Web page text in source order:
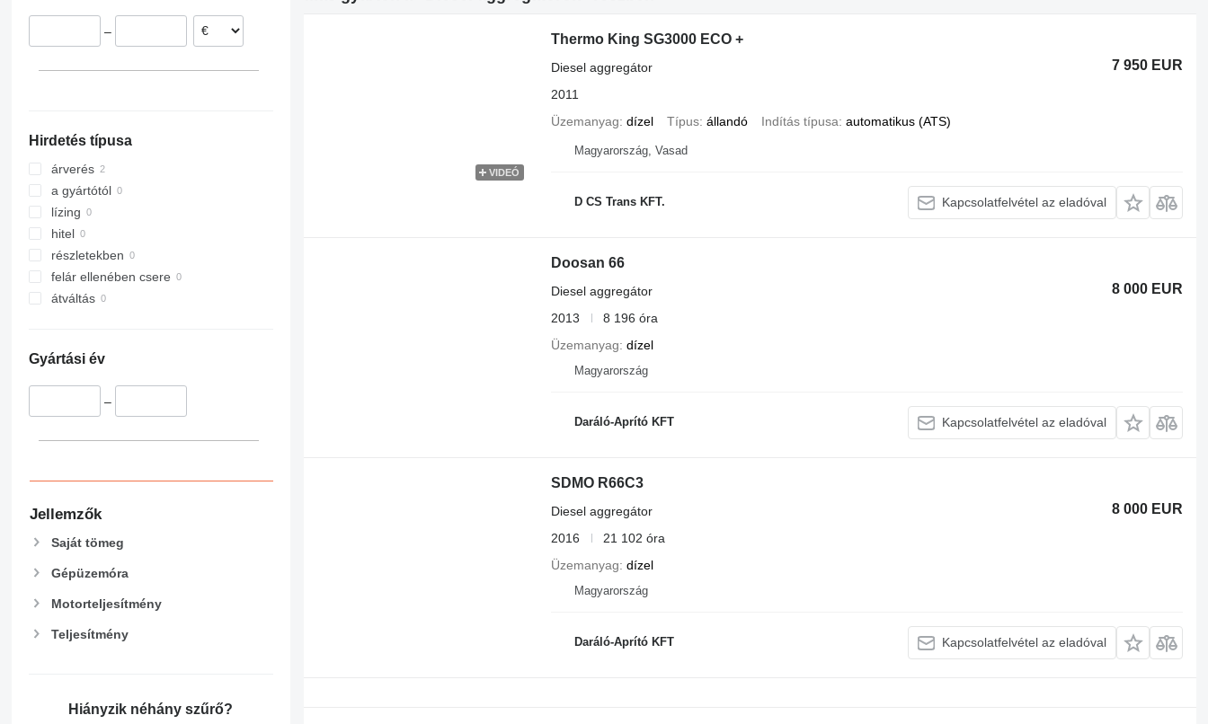
–
Hirdetés típusa
árverés
a gyártótól
lízing
hitel
részletekben
felár ellenében csere
átváltás
Gyártási év
–
Jellemzők
Saját tömeg
Gépüzemóra
Motorteljesítmény
Teljesítmény
Hiányzik néhány szűrő?
VIDEÓ
Thermo King SG3000 ECO +
7 950 EUR
Diesel aggregátor
2011
Üzemanyag dízel Típus állandó Indítás típusa automatikus (ATS)
Magyarország, Vasad
D CS Trans KFT. Kapcsolatfelvétel az eladóval
Doosan 66
8 000 EUR
Diesel aggregátor
2013
8 196 óra
Üzemanyag dízel
Magyarország
Daráló-Aprító KFT Kapcsolatfelvétel az eladóval
SDMO R66C3
8 000 EUR
Diesel aggregátor
2016
21 102 óra
Üzemanyag dízel
Magyarország
Daráló-Aprító KFT Kapcsolatfelvétel az eladóval